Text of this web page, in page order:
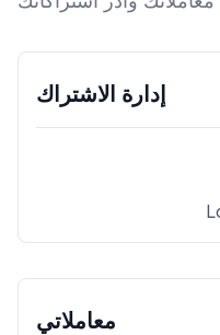
إدارة الاشتراك
معاملاتي